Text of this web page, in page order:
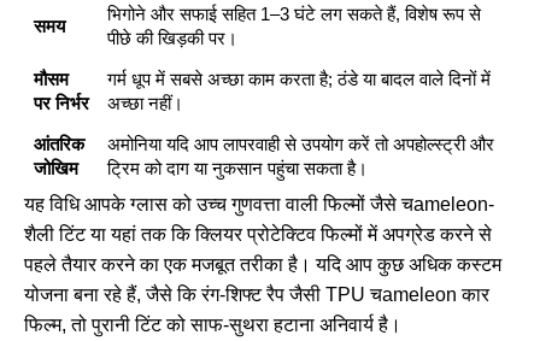
समय
भिगोने और सफाई सहित 1–3 घंटे लग सकते हैं, विशेष रूप से
पीछे की खिड़की पर।
मौसम
पर निर्भर
गर्म धूप में सबसे अच्छा काम करता है; ठंडे या बादल वाले दिनों में
अच्छा नहीं।
आंतरिक
जोखिम
अमोनिया यदि आप लापरवाही से उपयोग करें तो अपहोल्स्ट्री और
ट्रिम को दाग या नुकसान पहुंचा सकता है।
यह विधि आपके ग्लास को उच्च गुणवत्ता वाली फिल्मों जैसे चameleon-
शैली टिंट या यहां तक कि क्लियर प्रोटेक्टिव फिल्मों में अपग्रेड करने से
पहले तैयार करने का एक मजबूत तरीका है। यदि आप कुछ अधिक कस्टम
योजना बना रहे हैं, जैसे कि रंग-शिफ्ट रैप जैसी TPU चameleon कार
फिल्म, तो पुरानी टिंट को साफ-सुथरा हटाना अनिवार्य है।